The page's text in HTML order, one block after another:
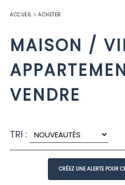
ACCUEIL > ACHETER
MAISON /
VENDRE
TRI :